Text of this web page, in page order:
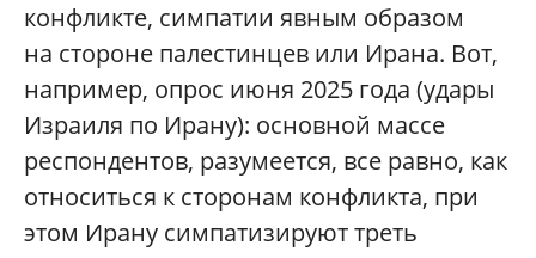
конфликте, симпатии явным образом
на стороне палестинцев или Ирана. Вот,
например, опрос июня 2025 года (удары
Израиля по Ирану): основной массе
респондентов, разумеется, все равно, как
относиться к сторонам конфликта, при
этом Ирану симпатизируют треть